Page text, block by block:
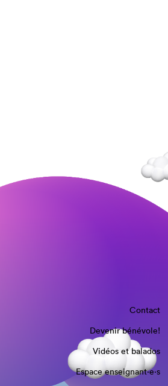
Contact
Devenir bénévole!
Vidéos et balados
Espace enseignant·e⋅s